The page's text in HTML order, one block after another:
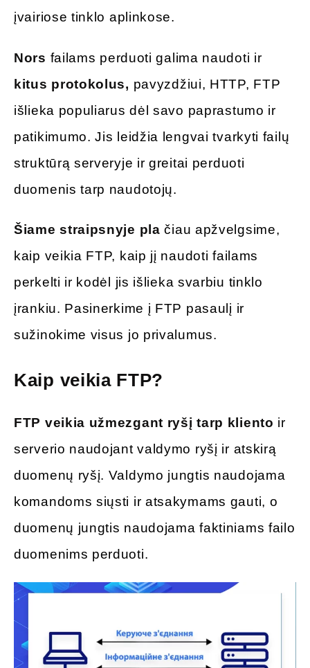
įvairiose tinklo aplinkose.
Nors failams perduoti galima naudoti ir
kitus protokolus, pavyzdžiui, HTTP, FTP
išlieka populiarus dėl savo paprastumo ir
patikimumo. Jis leidžia lengvai tvarkyti failų
struktūrą serveryje ir greitai perduoti
duomenis tarp naudotojų.
Šiame straipsnyje plačiau apžvelgsime,
kaip veikia FTP, kaip jį naudoti failams
perkelti ir kodėl jis išlieka svarbiu tinklo
įrankiu. Pasinerkime į FTP pasaulį ir
sužinokime visus jo privalumus.
Kaip veikia FTP?
FTP veikia užmezgant ryšį tarp kliento ir
serverio naudojant valdymo ryšį ir atskirą
duomenų ryšį. Valdymo jungtis naudojama
komandoms siųsti ir atsakymams gauti, o
duomenų jungtis naudojama faktiniams failo
duomenims perduoti.